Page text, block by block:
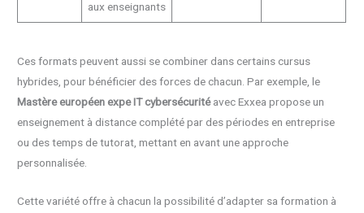
aux enseignants
Ces formats peuvent aussi se combiner dans certains cursus
hybrides, pour bénéficier des forces de chacun. Par exemple, le
Mastère européen expe IT cybersécuritéavec Exxea propose un
enseignement à distance complété par des périodes en entreprise
ou des temps de tutorat, mettant en avant une approche
personnalisée.
Cette variété offre à chacun la possibilité d’adapter sa formation à